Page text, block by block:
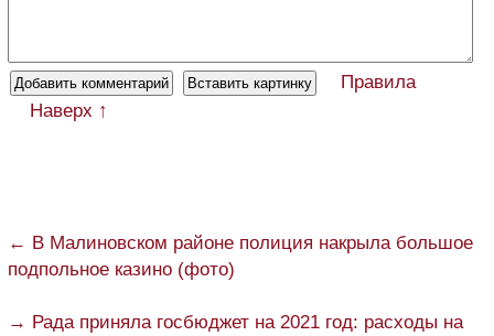
Правила
Наверх ↑
← В Малиновском районе полиция накрыла большое
подпольное казино (фото)
→ Рада приняла госбюджет на 2021 год: расходы на